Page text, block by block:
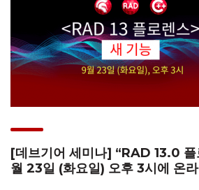
[데브기어 세미나] “RAD 13.0
월 23일 (화요일) 오후 3시에 온